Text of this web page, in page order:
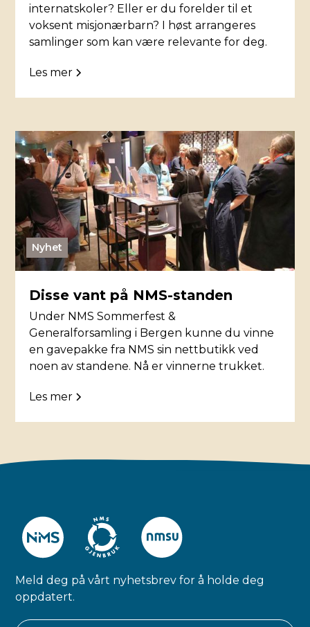
internatskoler? Eller er du forelder til et
voksent misjonærbarn? I høst arrangeres
samlinger som kan være relevante for deg.
Les mer
Nyhet
Disse vant på NMS-standen
Under NMS Sommerfest &
Generalforsamling i Bergen kunne du vinne
en gavepakke fra NMS sin nettbutikk ved
noen av standene. Nå er vinnerne trukket.
Les mer
Meld deg på vårt nyhetsbrev for å holde deg
oppdatert.